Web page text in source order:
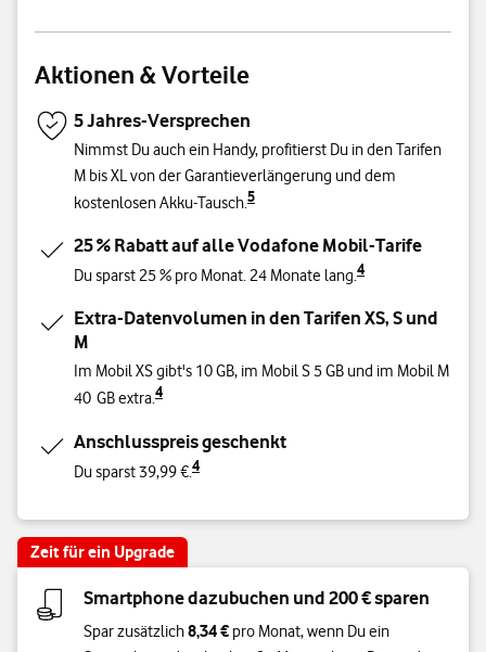
Aktionen & Vorteile
5 Jahres-Versprechen
Nimmst Du auch ein Handy, profitierst Du in den Tarifen
M bis XL von der Garantieverlängerung und dem
kostenlosen Akku-Tausch.5
25 % Rabatt auf alle Vodafone Mobil-Tarife
Du sparst 25 % pro Monat. 24 Monate lang.4
Extra-Datenvolumen in den Tarifen XS, S und
M
Im Mobil XS gibt's 10 GB, im Mobil S 5 GB und im Mobil M
40 GB extra.4
Anschlusspreis geschenkt
Du sparst 39,99 €.4
Zeit für ein Upgrade
Smartphone dazubuchen und 200 € sparen
Spar zusätzlich8,34 € pro Monat, wenn Du ein